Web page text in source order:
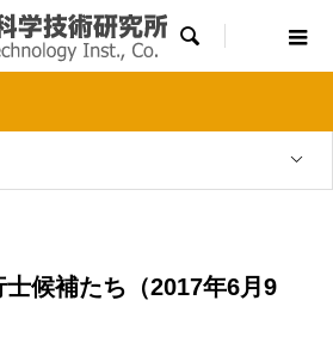

候補たち（2017年6月9